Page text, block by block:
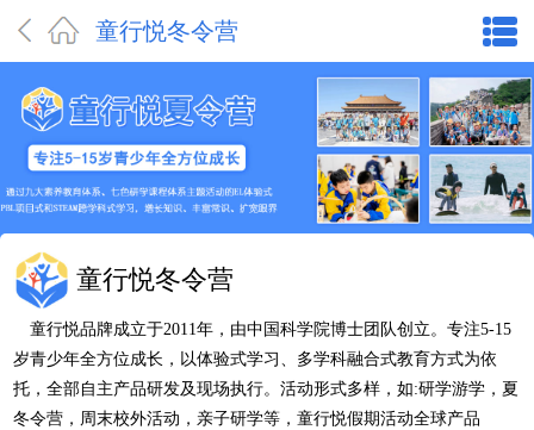
童行悦冬令营
童行悦冬令营
童行悦品牌成立于2011年，由中国科学院博士团队创立。专注5-15
岁青少年全方位成长，以体验式学习、多学科融合式教育方式为依
托，全部自主产品研发及现场执行。活动形式多样，如:研学游学，夏
冬令营，周末校外活动，亲子研学等，童行悦假期活动全球产品